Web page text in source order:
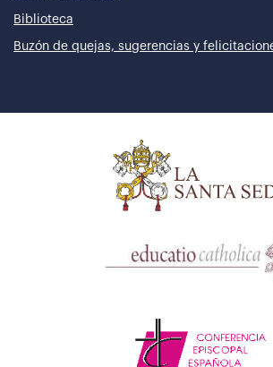
Biblioteca
Buzón de quejas, sugerencias y